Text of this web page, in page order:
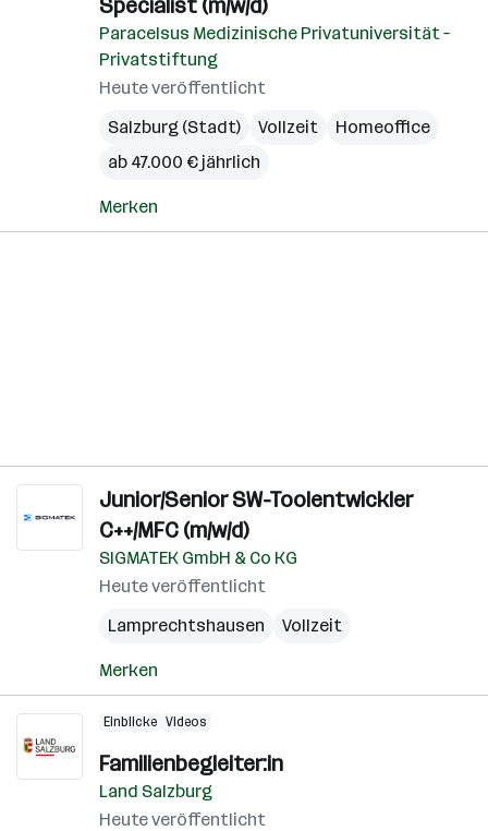
Specialist (m/w/d)
Paracelsus Medizinische Privatuniversität –
Privatstiftung
Heute veröffentlicht
Salzburg (Stadt)
Vollzeit
Homeoffice
ab 47.000 € jährlich
Merken
Junior/Senior SW-Toolentwickler
C++/MFC (m/w/d)
SIGMATEK GmbH & Co KG
Heute veröffentlicht
Lamprechtshausen
Vollzeit
Merken
Einblicke Videos
Familienbegleiter:in
Land Salzburg
Heute veröffentlicht